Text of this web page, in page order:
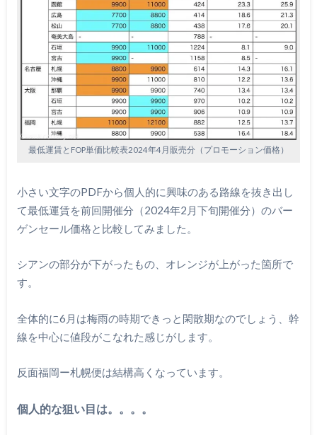
最低運賃とFOP単価比較表2024年4月販売分（プロモーション価格）
小さい文字のPDFから個人的に興味のある路線を抜き出し
て最低運賃を前回開催分（2024年2月下旬開催分）のバー
ゲンセール価格と比較してみました。
シアンの部分が下がったもの、オレンジが上がった箇所で
す。
全体的に6月は梅雨の時期できっと閑散期なのでしょう、幹
線を中心に値段がこなれた感じがします。
反面福岡ー札幌便は結構高くなっています。
個人的な狙い目は。。。。